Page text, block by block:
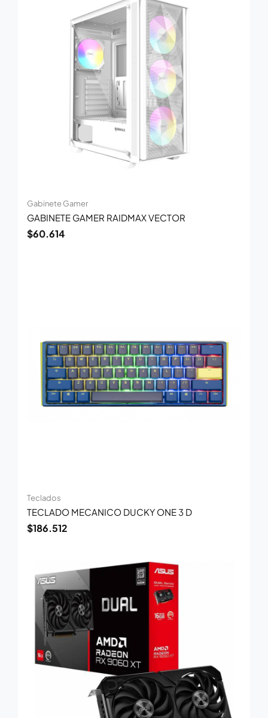
Gabinete Gamer
GABINETE GAMER RAIDMAX VECTOR
$60.614
Teclados
TECLADO MECANICO DUCKY ONE 3 D
$186.512